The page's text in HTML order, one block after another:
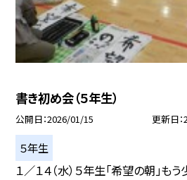
書き初め会（５年生）
公開日 2026/01/15 更新日
５年生
１／１４（水）５年生「希望の朝」も